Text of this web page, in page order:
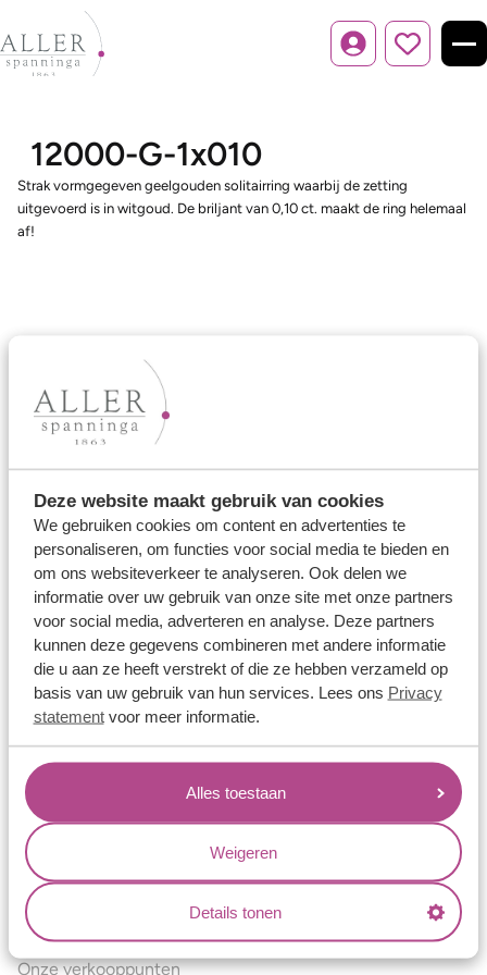
Deze website maakt gebruik van cookies
We gebruiken cookies om content en advertenties te
personaliseren, om functies voor social media te bieden en
om ons websiteverkeer te analyseren. Ook delen we
informatie over uw gebruik van onze site met onze partners
voor social media, adverteren en analyse. Deze partners
kunnen deze gegevens combineren met andere informatie
die u aan ze heeft verstrekt of die ze hebben verzameld op
basis van uw gebruik van hun services. Lees ons Privacy
statementvoor meer informatie.
Alles toestaan
Weigeren
Details tonen
Inloggen
12000-G-1x010
Strak vormgegeven geelgouden solitairring waarbij de zetting
uitgevoerd is in witgoud. De briljant van 0,10 ct. maakt de ring helemaal
af!
Ons aanbod
Trouwringen
Verlovingsringen
Vriendschapsringen
Over ons
Aller Spanninga
Historie
Certificaten
Blogs
Jouw voordelen
Conflictvrije Materialen
Oneindig veel mogelijkheden
Kwaliteit
Juweliers & Contact
Onze verkooppunten